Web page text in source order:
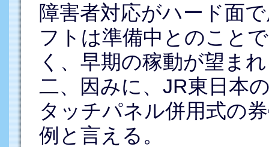
障害者対応がハード面
フトは準備中とのこと
く、早期の稼動が望ま
二、因みに、JR東日本
タッチパネル併用式の
例と言える。